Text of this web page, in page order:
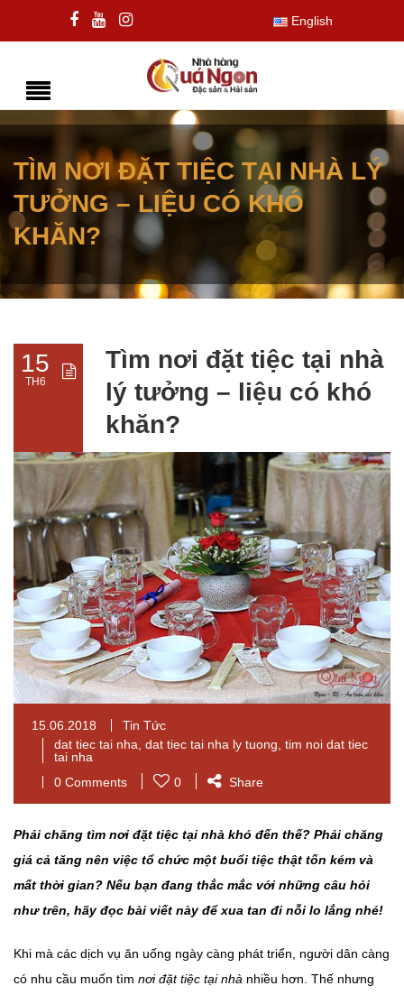
English
TÌM NƠI ĐẶT TIỆC TẠI NHÀ LÝ
TƯỞNG – LIỆU CÓ KHÓ
KHĂN?
15
TH6
Tìm nơi đặt tiệc tại nhà
lý tưởng – liệu có khó
khăn?
15.06.2018
Tin Tức
dat tiec tai nha dat tiec tai nha ly tuong tim noi dat tiec
tai nha
0 Comments
0 Share
Phải chăng tìm nơi đặt tiệc tại nhà khó đến thế? Phải chăng
giá cả tăng nên việc tổ chức một buổi tiệc thật tốn kém và
mất thời gian? Nếu bạn đang thắc mắc với những câu hỏi
như trên, hãy đọc bài viết này để xua tan đi nỗi lo lắng nhé!
Khi mà các dịch vụ ăn uống ngày càng phát triển, người dân càng
có nhu cầu muốn tìm nơi đặt tiệc tại nhà nhiều hơn. Thế nhưng